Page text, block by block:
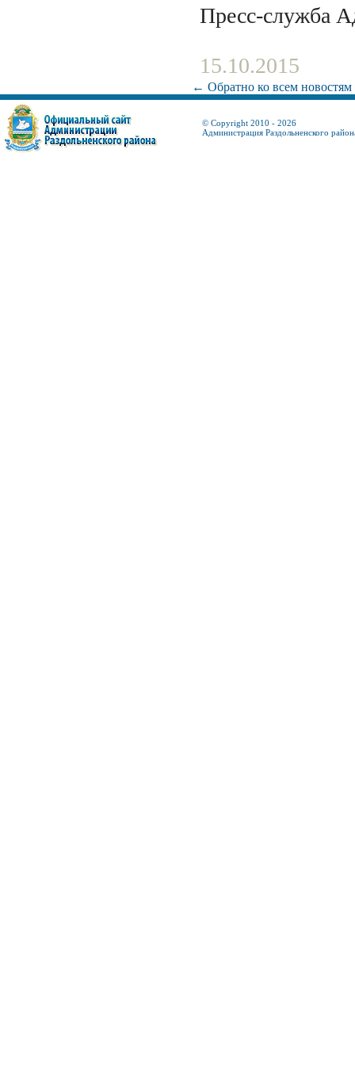
Пресс-служба
15.10.2015
← Обратно ко всем новостям
© Copyright 2010 - 2026
Администрация Раздольненского